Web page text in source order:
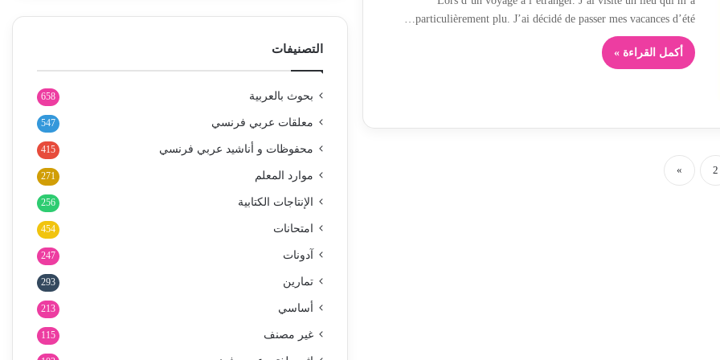
particulièrement plu. J’ai décidé de passer mes vacances d’été…
أكمل القراءة »
2
»
التصنيفات
بحوث بالعربية 658
معلقات عربي فرنسي 547
محفوظات و أناشيد عربي فرنسي 415
موارد المعلم 271
الإنتاجات الكتابية 256
امتحانات 454
آدونات 247
تمارين 293
أساسي 213
غير مصنف 115